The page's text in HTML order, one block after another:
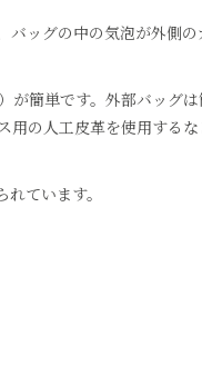
バッグの中の気泡が外側の
が簡単です。外部バッグ
の人工皮革を使用するな
ています。